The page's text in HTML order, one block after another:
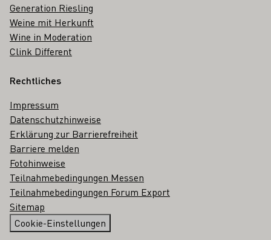
Generation Riesling
Weine mit Herkunft
Wine in Moderation
Clink Different
Rechtliches
Impressum
Datenschutzhinweise
Erklärung zur Barrierefreiheit
Barriere melden
Fotohinweise
Teilnahmebedingungen Messen
Teilnahmebedingungen Forum Export
Sitemap
Cookie-Einstellungen